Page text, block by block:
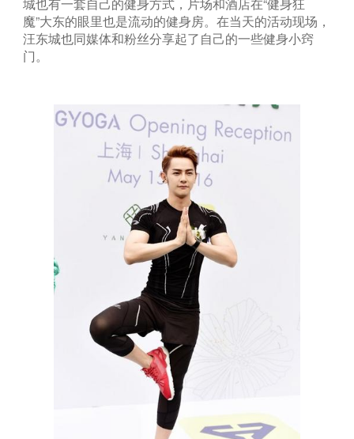
魔”大东的眼里也是流动的健身房。在当天的活动现场，
汪东城也同媒体和粉丝分享起了自己的一些健身小窍
门。